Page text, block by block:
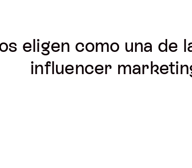
eligen como una de
influencer